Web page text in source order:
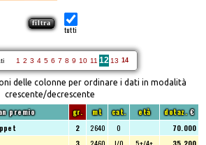
tutti
1 2 3 4 5 6 7 8 9 10 11 12 13 14
delle colonne per ordinare i dati in modalità
crescente/decrescente
premio gr. mt cat. età dotaz.€
2 2640 O
70.000